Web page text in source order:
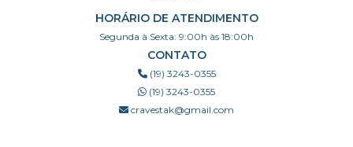
HORÁRIO DE ATENDIMENTO
Segunda à Sexta: 9:00h às 18:00h
CONTATO
(19) 3243-0355
(19) 3243-0355
cravestak@gmail.com